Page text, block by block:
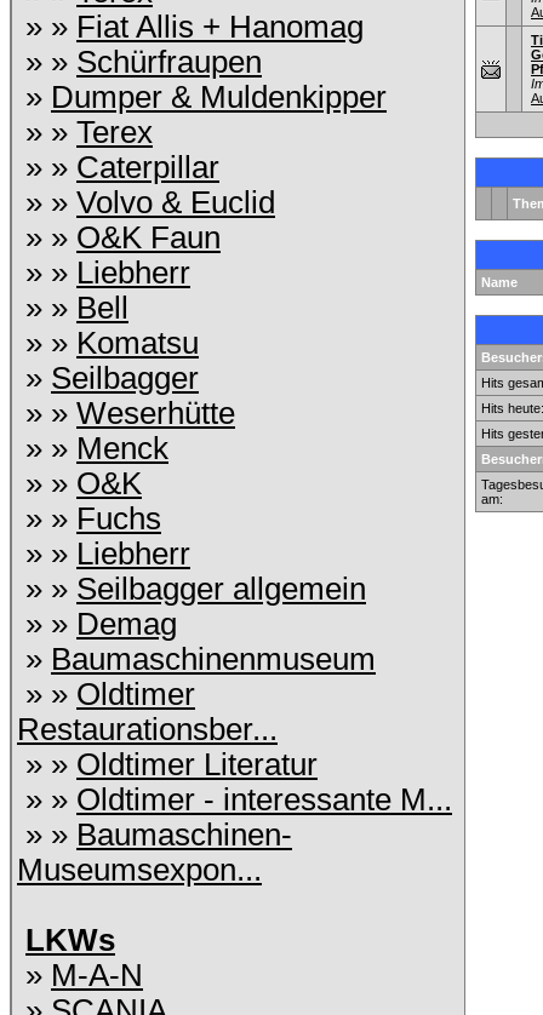
» » Fiat Allis + Hanomag
» » Schürfraupen
» Dumper & Muldenkipper
» » Terex
» » Caterpillar
» » Volvo & Euclid
» » O&K Faun
» » Liebherr
» » Bell
» » Komatsu
» Seilbagger
» » Weserhütte
» » Menck
» » O&K
» » Fuchs
» » Liebherr
» » Seilbagger allgemein
» » Demag
» Baumaschinenmuseum
» » Oldtimer
Restaurationsber...
» » Oldtimer Literatur
» » Oldtimer - interessante M...
» » Baumaschinen-
Museumsexpon...
LKWs
» M-A-N
Name
Hits
Hits heute:
Hits
am: